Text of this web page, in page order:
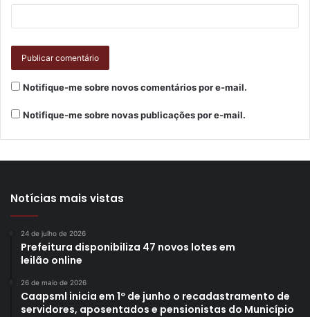
Notifique-me sobre novos comentários por e-mail.
Notifique-me sobre novas publicações por e-mail.
Notícias mais vistas
24 de julho de 2026
Prefeitura disponibiliza 47 novos lotes em
leilão online
26 de maio de 2026
Caapsml inicia em 1º de junho o recadastramento de
servidores, aposentados e pensionistas do Município